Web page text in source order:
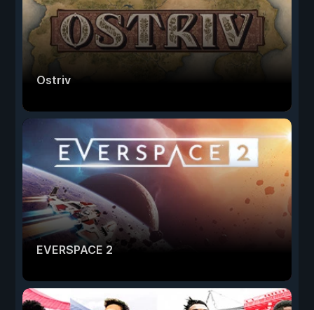
Ostriv
EVERSPACE 2